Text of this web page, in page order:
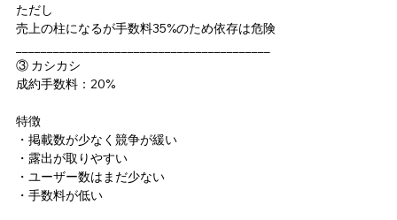
ただし
売上の柱になるが手数料35%のため依存は危険
③ カシカシ
成約手数料：20%
特徴
・掲載数が少なく競争が緩い
・露出が取りやすい
・ユーザー数はまだ少ない
・手数料が低い